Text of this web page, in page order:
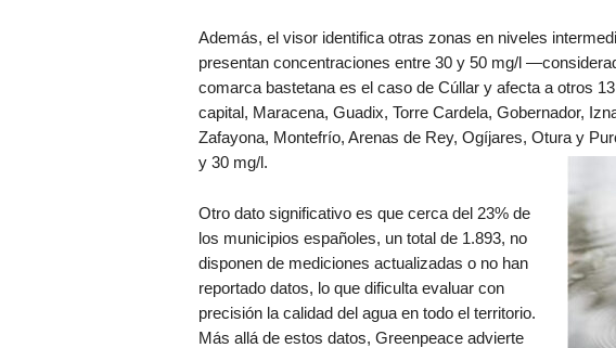
Además, el visor identifica otras zonas en niveles
presentan concentraciones entre 30 y 50 mg/l
comarca bastetana es el caso de Cúllar y afecta a otros
capital, Maracena, Guadix, Torre Cardela, Gobernador,
Zafayona, Montefrío, Arenas de Rey, Ogíjares, Otura y
y 30 mg/l.
Otro dato significativo es que cerca del 23% de
los municipios españoles, un total de 1.893, no
disponen de mediciones actualizadas o no han
reportado datos, lo que dificulta evaluar con
precisión la calidad del agua en todo el territorio.
Más allá de estos datos, Greenpeace advierte